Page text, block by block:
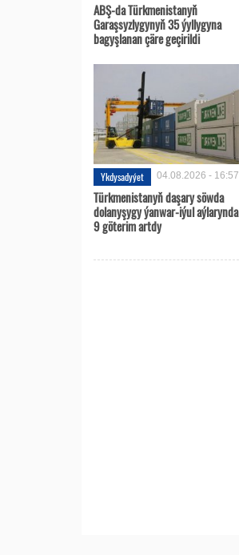
ABŞ-da Türkmenistanyň
Garaşsyzlygynyň 35 ýyllygyna
bagyşlanan çäre geçirildi
Ykdysadyýet 04.08.2026 - 16:57
Türkmenistanyň daşary söwda
dolanyşygy ýanwar-iýul aýlarynda
9 göterim artdy